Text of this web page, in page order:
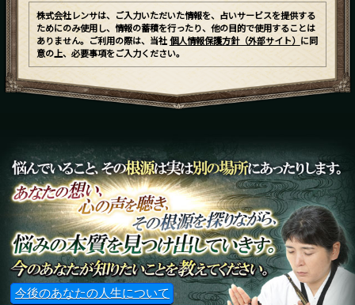
株式会社レンサは、ご入力いただいた情報を、占いサービスを提供する
ためにのみ使用し、情報の蓄積を行ったり、他の目的で使用することは
ありません。ご利用の際は、当社個人情報保護方針（外部サイト） に同
意の上、必要事項をご入力ください。
今後のあなたの人生について